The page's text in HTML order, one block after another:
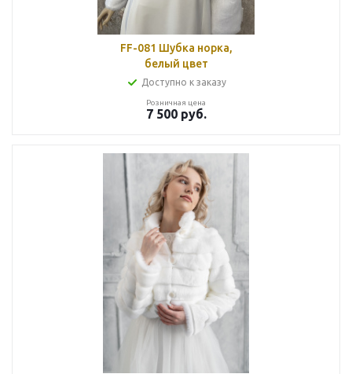
FF-081 Шубка норка,
белый цвет
Доступно к заказу
Розничная цена
7 500руб.